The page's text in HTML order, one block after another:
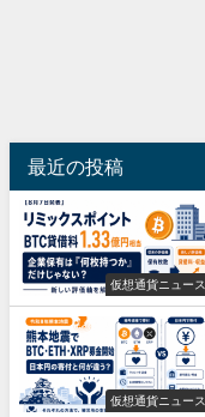
最近の投稿
仮想通貨ニュース
仮想通貨ニュース